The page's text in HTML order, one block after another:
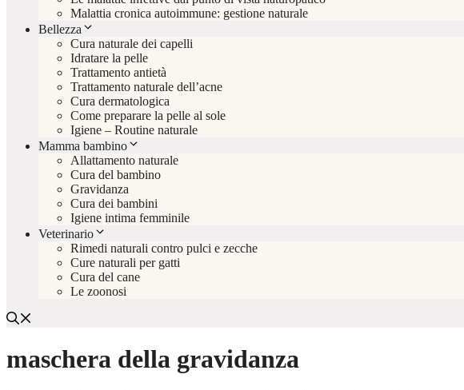
Malattia cronica autoimmune: gestione naturale
Bellezza
Cura naturale dei capelli
Idratare la pelle
Trattamento antietà
Trattamento naturale dell’acne
Cura dermatologica
Come preparare la pelle al sole
Igiene – Routine naturale
Mamma bambino
Allattamento naturale
Cura del bambino
Gravidanza
Cura dei bambini
Igiene intima femminile
Veterinario
Rimedi naturali contro pulci e zecche
Cure naturali per gatti
Cura del cane
Le zoonosi
maschera della gravidanza